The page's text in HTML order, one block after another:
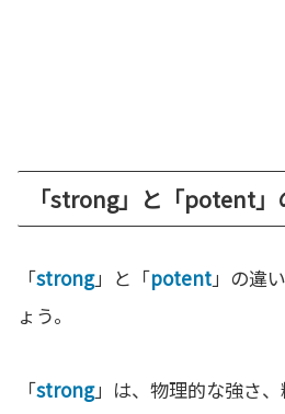
「strong」と「potent」
「strong」と「potent」の違
ょう。
「strong」は、物理的な強さ